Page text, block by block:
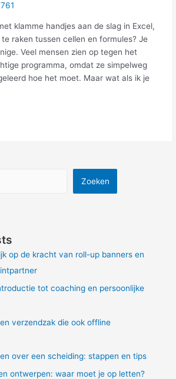
klamme handjes aan de slag in Excel,
raken tussen cellen en formules? Je
Veel mensen zien op tegen het
programma, omdat ze simpelweg
hoe het moet. Maar wat als ik je
Zoeken
op de kracht van roll-up banners en
tot coaching en persoonlijke
verzendzak die ook offline
over een scheiding: stappen en tips
ontwerpen: waar moet je op letten?